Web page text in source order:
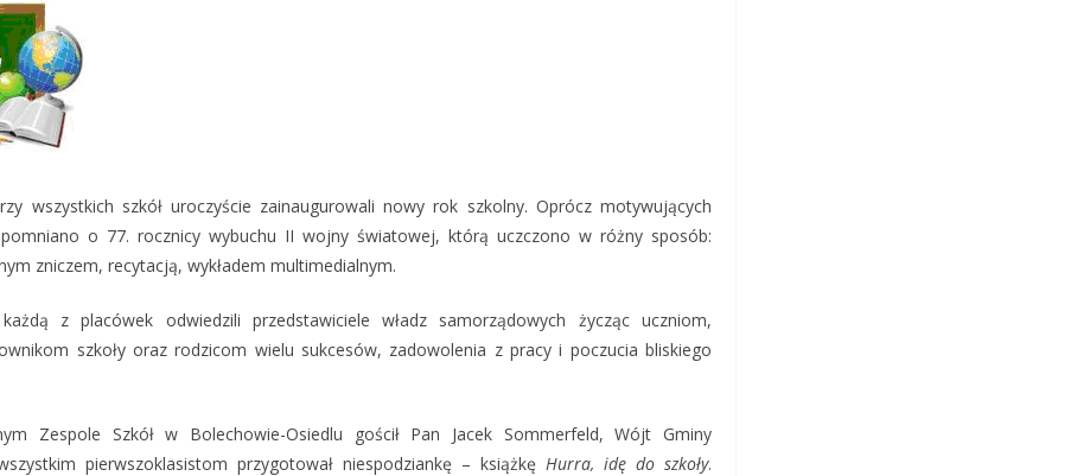
wszystkich szkół uroczyście zainaugurowali nowy rok szkolny. Oprócz motywujących
o 77. rocznicy wybuchu II wojny światowej, którą uczczono w różny sposób:
zniczem, recytacją, wykładem multimedialnym.
z placówek odwiedzili przedstawiciele władz samorządowych życząc uczniom,
szkoły oraz rodzicom wielu sukcesów, zadowolenia z pracy i poczucia bliskiego
Zespole Szkół w Bolechowie-Osiedlu gościł Pan Jacek Sommerfeld, Wójt Gminy
pierwszoklasistom przygotował niespodziankę – książkę Hurra, idę do szkoły.